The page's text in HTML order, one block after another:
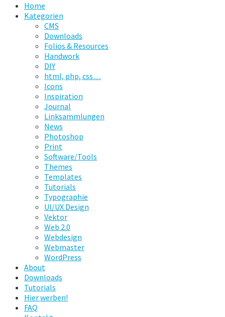
Home
Kategorien
CMS
Downloads
Folios & Resources
Handwork
DIY
html, php, css…
Icons
Inspiration
Journal
Linksammlungen
News
Photoshop
Print
Software/Tools
Themes
Templates
Tutorials
Typographie
UI/UX Design
Vektor
Web 2.0
Webdesign
Webmaster
WordPress
About
Downloads
Tutorials
Hier werben!
FAQ